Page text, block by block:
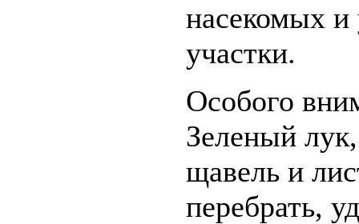
насекомых и
участки.
Особого
Зеленый
щавель и
перебрать,